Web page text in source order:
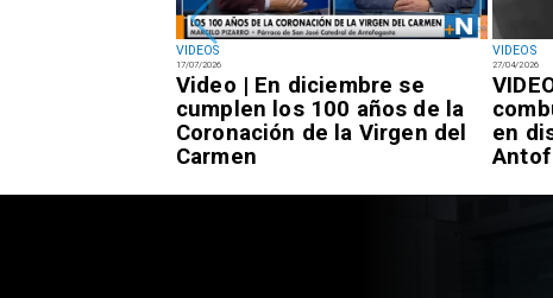
VIDEOS
17/07/2026
Video | En diciembre se
cumplen los 100 años de la
Coronación de la Virgen del
Carmen
VIDEOS
27/04/2026
en